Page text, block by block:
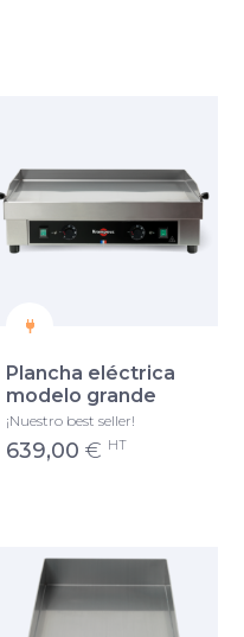
Plancha eléctrica
modelo grande
¡Nuestro best seller!
639,00 € HT